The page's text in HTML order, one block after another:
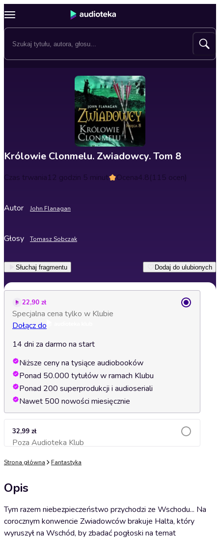
Królowie Clonmelu. Zwiadowcy. Tom 8
Czas trwania12 godzin 5 minut Ocena4.8(115 ocen)
Autor John Flanagan
Głosy Tomasz Sobczak
Słuchaj fragmentu Dodaj do ulubionych
22,90 zł
Specjalna cena tylko w Klubie
Dołącz do
14 dni za darmo na start
Niższe ceny na tysiące audiobooków
Ponad 50.000 tytułów w ramach Klubu
Ponad 200 superprodukcji i audioseriali
Nawet 500 nowości miesięcznie
32,99 zł
Poza Audioteka KlubDodaj do koszyka
Strona główna Fantastyka
Opis
Tym razem niebezpieczeństwo przychodzi ze Wschodu... Na
corocznym konwencie Zwiadowców brakuje Halta, który
wyruszył na Wschód, by zbadać pogłoski na temat